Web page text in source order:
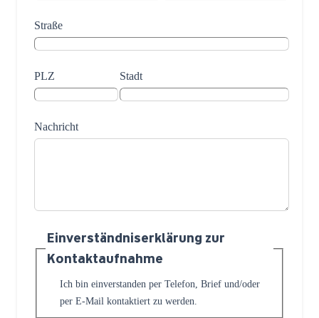
Straße
PLZ Stadt
Nachricht
Einverständniserklärung zur
Kontaktaufnahme
Ich bin einverstanden per Telefon, Brief und/oder
per E-Mail kontaktiert zu werden.